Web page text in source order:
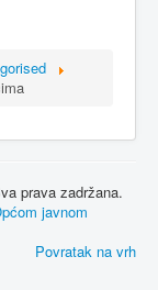
prava zadržana.
javnom
Povratak na vrh